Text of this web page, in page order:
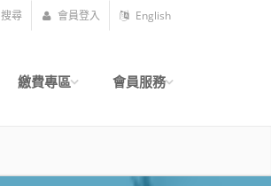
搜尋 會員登入 English
繳費專區 會員服務